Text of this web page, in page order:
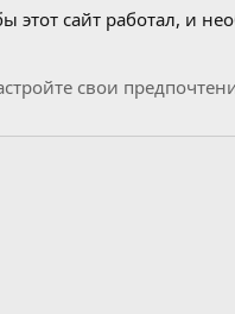
этот сайт работал, и
свои